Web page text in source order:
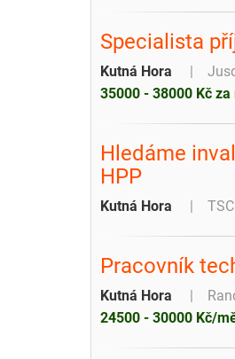
Specialista
Kutná Hora
35000 - 38000 Kč za
Hledáme
HPP
Kutná Hora
Pracovník
Kutná Hora
24500 - 30000 Kč/